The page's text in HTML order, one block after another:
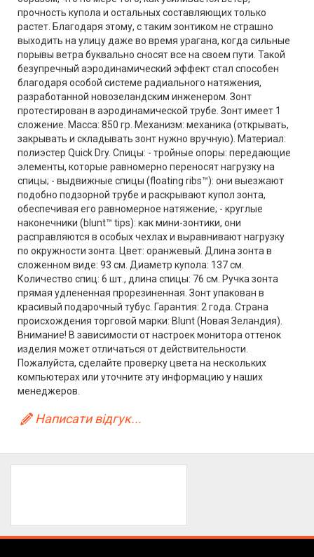
прочность купола и остальных составляющих только
растет. Благодаря этому, с таким зонтиком не страшно
выходить на улицу даже во время урагана, когда сильные
порывы ветра буквально сносят все на своем пути. Такой
безупречный аэродинамический эффект стал способен
благодаря особой системе радиального натяжения,
разработанной новозеландским инженером. Зонт
протестирован в аэродинамической трубе. Зонт имеет 1
сложение. Масса: 850 гр. Механизм: механика (открывать,
закрывать и складывать зонт нужно вручную). Материал:
полиэстер Quick Dry. Спицы: - тройные опоры: передающие
элементы, которые равномерно переносят нагрузку на
спицы; - выдвижные спицы (floating ribs™): они выезжают
подобно подзорной трубе и раскрывают купол зонта,
обеспечивая его равномерное натяжение; - круглые
наконечники (blunt™ tips): как мини-зонтики, они
расправляются в особых чехлах и выравнивают нагрузку
по окружности зонта. Цвет: оранжевый. Длина зонта в
сложенном виде: 93 см. Диаметр купола: 137 см.
Количество спиц: 6 шт., длина спицы: 76 см. Ручка зонта
прямая удлененная прорезиненная. Зонт упакован в
красивый подарочный тубус. Гарантия: 2 года. Страна
происхождения торговой марки: Blunt (Новая Зеландия).
Внимание! В зависимости от настроек монитора оттенок
изделия может отличаться от действительности.
Пожалуйста, сделайте проверку цвета на нескольких
компьютерах или уточните эту информацию у наших
менеджеров.
Написати відгук...